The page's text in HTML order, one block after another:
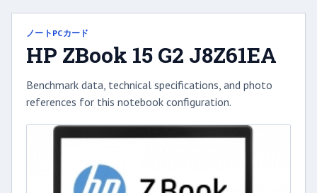
ノートPCカード
HP ZBook 15 G2 J8Z61EA
Benchmark data, technical specifications, and photo
references for this notebook configuration.